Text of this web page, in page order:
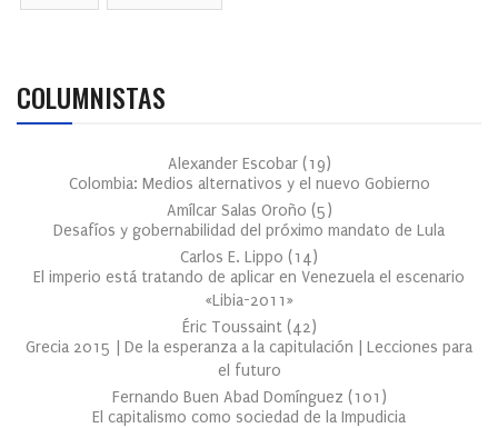
COLUMNISTAS
Alexander Escobar (19)
Colombia: Medios alternativos y el nuevo Gobierno
Amílcar Salas Oroño (5)
Desafíos y gobernabilidad del próximo mandato de Lula
Carlos E. Lippo (14)
El imperio está tratando de aplicar en Venezuela el escenario
«Libia-2011»
Éric Toussaint (42)
Grecia 2015 | De la esperanza a la capitulación | Lecciones para
el futuro
Fernando Buen Abad Domínguez (101 )
El capitalismo como sociedad de la Impudicia